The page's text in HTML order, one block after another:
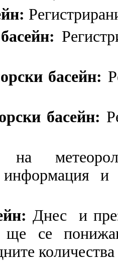
басейн:
басейн:
информация и
Днес и
ще се